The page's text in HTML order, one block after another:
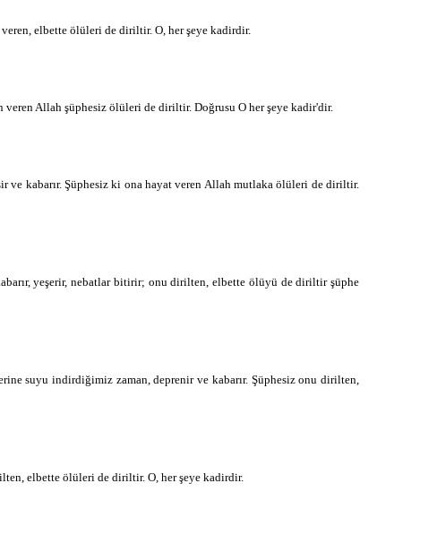
ن ز ل
م و ه
ح ي ي
elbette ölüleri de diriltir. O, her şeye kadirdir.
veren Allah şüphesiz ölüleri de diriltir. Doğrusu O her şeye kadir'dir.
kabarır. Şüphesiz ki ona hayat veren Allah mutlaka ölüleri de diriltir.
yeşerir, nebatlar bitirir; onu dirilten, elbette ölüyü de diriltir şüphe
suyu indirdiğimiz zaman, deprenir ve kabarır. Şüphesiz onu dirilten,
elbette ölüleri de diriltir. O, her şeye kadirdir.